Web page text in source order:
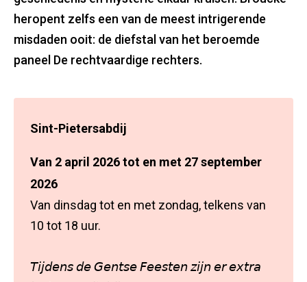
heropent zelfs een van de meest intrigerende
misdaden ooit: de diefstal van het beroemde
paneel De rechtvaardige rechters.
Sint-Pietersabdij
Van 2 april 2026 tot en met 27 september
2026
Van dinsdag tot en met zondag, telkens van
10 tot 18 uur.
𝘛𝘪𝘫𝘥𝘦𝘯𝘴 𝘥𝘦 𝘎𝘦𝘯𝘵𝘴𝘦 𝘍𝘦𝘦𝘴𝘵𝘦𝘯 𝘻𝘪𝘫𝘯 𝘦𝘳 𝘦𝘹𝘵𝘳𝘢